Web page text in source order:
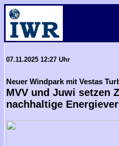
07.11.2025 12:27 Uhr
Neuer Windpark mit Vestas
MVV und Juwi setzen
nachhaltige